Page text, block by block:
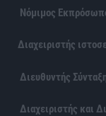
Νόμιμος
Διαχειριστής
Διευθυντής
Διαχειριστής και